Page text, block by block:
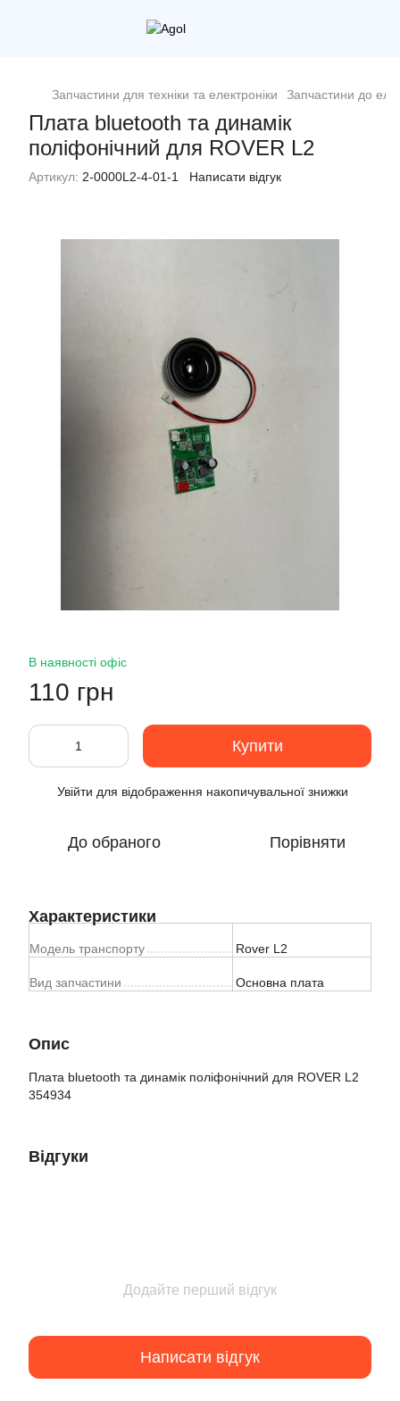
Запчастини для техніки та електроніки Запчастини до
Плата bluetooth та динамік
поліфонічний для ROVER L2
Артикул: 2-0000L2-4-01-1 Написати відгук
В наявності офіс
110 грн
Купити
Увійти для відображення накопичувальної знижки
До обраного Порівняти
Характеристики
Модель транспорту Rover L2
Вид запчастини Основна плата
Опис
Плата bluetooth та динамік поліфонічний для ROVER L2
354934
Відгуки
Додайте перший відгук
Написати відгук